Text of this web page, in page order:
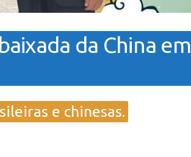
da China em
e chinesas.